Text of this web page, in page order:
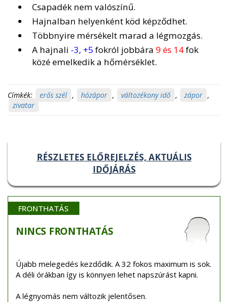
Csapadék nem valószínű.
Hajnalban helyenként köd képződhet.
Többnyire mérsékelt marad a légmozgás.
A hajnali -3, +5 fokról jobbára 9 és 14fok
közé emelkedik a hőmérséklet.
Címkék: erős szél , hózápor , változékony idő , zápor ,
zivatar
RÉSZLETES ELŐREJELZÉS, AKTUÁLIS
IDŐJÁRÁS
FRONTHATÁS
NINCS FRONTHATÁS
Újabb melegedés kezdődik. A 32 fokos maximum is sok.
A déli órákban így is könnyen lehet napszúrást kapni.
A légnyomás nem változik jelentősen.